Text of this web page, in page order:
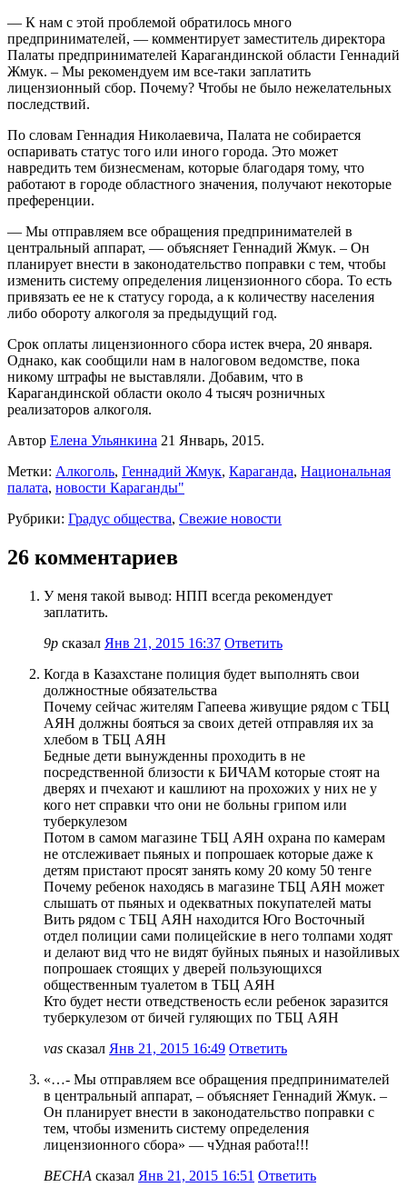
— К нам с этой проблемой обратилось много
предпринимателей, — комментирует заместитель директора
Палаты предпринимателей Карагандинской области Геннадий
Жмук. – Мы рекомендуем им все-таки заплатить
лицензионный сбор. Почему? Чтобы не было нежелательных
последствий.
По словам Геннадия Николаевича, Палата не собирается
оспаривать статус того или иного города. Это может
навредить тем бизнесменам, которые благодаря тому, что
работают в городе областного значения, получают некоторые
преференции.
— Мы отправляем все обращения предпринимателей в
центральный аппарат, — объясняет Геннадий Жмук. – Он
планирует внести в законодательство поправки с тем, чтобы
изменить систему определения лицензионного сбора. То есть
привязать ее не к статусу города, а к количеству населения
либо обороту алкоголя за предыдущий год.
Срок оплаты лицензионного сбора истек вчера, 20 января.
Однако, как сообщили нам в налоговом ведомстве, пока
никому штрафы не выставляли. Добавим, что в
Карагандинской области около 4 тысяч розничных
реализаторов алкоголя.
Автор Елена Ульянкина 21 Январь, 2015.
Метки: Алкоголь, Геннадий Жмук, Караганда, Национальная
палата, новости Караганды"
Рубрики: Градус общества, Свежие новости
26 комментариев
У меня такой вывод: НПП всегда рекомендует
заплатить.
9р сказал Янв 21, 2015 16:37 Ответить
Когда в Казахстане полиция будет выполнять свои
должностные обязательства
Почему сейчас жителям Гапеева живущие рядом с ТБЦ
АЯН должны бояться за своих детей отправляя их за
хлебом в ТБЦ АЯН
Бедные дети вынужденны проходить в не
посредственной близости к БИЧАМ которые стоят на
дверях и пчехают и кашлиют на прохожих у них не у
кого нет справки что они не больны грипом или
туберкулезом
Потом в самом магазине ТБЦ АЯН охрана по камерам
не отслеживает пьяных и попрошаек которые даже к
детям пристают просят занять кому 20 кому 50 тенге
Почему ребенок находясь в магазине ТБЦ АЯН может
слышать от пьяных и одекватных покупателей маты
Вить рядом с ТБЦ АЯН находится Юго Восточный
отдел полиции сами полицейские в него толпами ходят
и делают вид что не видят буйных пьяных и назойливых
попрошаек стоящих у дверей пользующихся
общественным туалетом в ТБЦ АЯН
Кто будет нести отведственость если ребенок заразится
туберкулезом от бичей гуляющих по ТБЦ АЯН
vas сказал Янв 21, 2015 16:49 Ответить
«…- Мы отправляем все обращения предпринимателей
в центральный аппарат, – объясняет Геннадий Жмук. –
Он планирует внести в законодательство поправки с
тем, чтобы изменить систему определения
лицензионного сбора» — чУдная работа!!!
ВЕСНА сказал Янв 21, 2015 16:51 Ответить